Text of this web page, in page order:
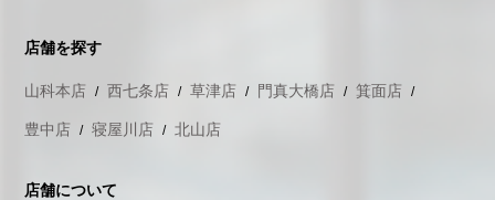
店舗を探す
山科本店 西七条店 草津店 門真大橋店 箕面店
豊中店 寝屋川店 北山店
店舗について